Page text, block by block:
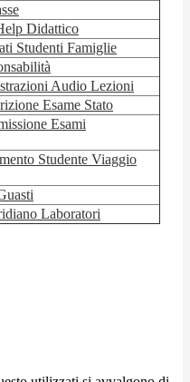
Didattico
Studenti Famiglie
Audio Lezioni
Esame Stato
Esami
Studente Viaggio
Laboratori